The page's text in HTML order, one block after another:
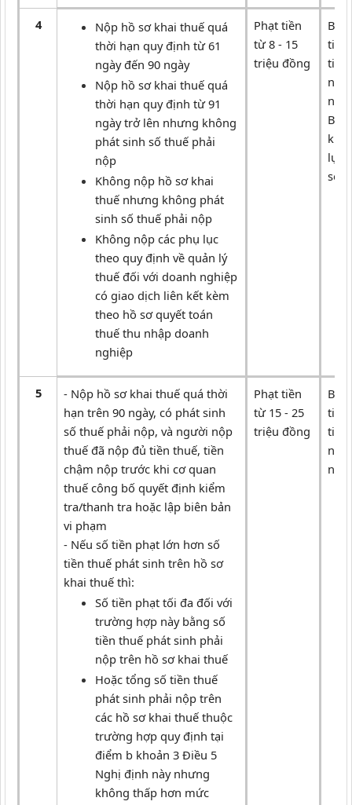
4
Nộp hồ sơ khai thuế quá
thời hạn quy định từ 61
ngày đến 90 ngày
Nộp hồ sơ khai thuế quá
thời hạn quy định từ 91
ngày trở lên nhưng không
phát sinh số thuế phải
nộp
Không nộp hồ sơ khai
thuế nhưng không phát
sinh số thuế phải nộp
Không nộp các phụ lục
theo quy định về quản lý
thuế đối với doanh nghiệp
có giao dịch liên kết kèm
theo hồ sơ quyết toán
thuế thu nhập doanh
nghiệp
Phạt tiền
từ 8 - 15
triệu đồng
tiền
tiền
lục
sơ
5
- Nộp hồ sơ khai thuế quá thời
hạn trên 90 ngày, có phát sinh
số thuế phải nộp, và người nộp
thuế đã nộp đủ tiền thuế, tiền
chậm nộp trước khi cơ quan
thuế công bố quyết định kiểm
tra/thanh tra hoặc lập biên bản
vi phạm
- Nếu số tiền phạt lớn hơn số
tiền thuế phát sinh trên hồ sơ
khai thuế thì:
Số tiền phạt tối đa đối với
trường hợp này bằng số
tiền thuế phát sinh phải
nộp trên hồ sơ khai thuế
Hoặc tổng số tiền thuế
phát sinh phải nộp trên
các hồ sơ khai thuế thuộc
trường hợp quy định tại
điểm b khoản 3 Điều 5
Nghị định này nhưng
không thấp hơn mức
Phạt tiền
từ 15 - 25
triệu đồng
tiền
tiền